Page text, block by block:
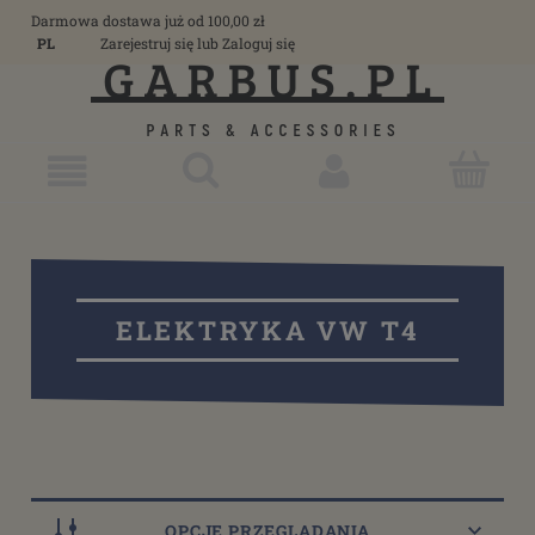
Darmowa dostawa już od 100,00 zł
PL
Zarejestruj sięlub Zaloguj się
ELEKTRYKA VW T4